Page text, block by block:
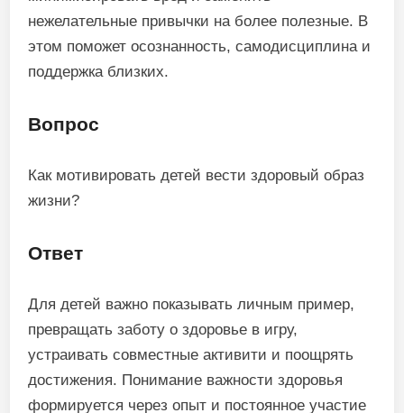
нежелательные привычки на более полезные. В
этом поможет осознанность, самодисциплина и
поддержка близких.
Вопрос
Как мотивировать детей вести здоровый образ
жизни?
Ответ
Для детей важно показывать личным пример,
превращать заботу о здоровье в игру,
устраивать совместные активити и поощрять
достижения. Понимание важности здоровья
формируется через опыт и постоянное участие